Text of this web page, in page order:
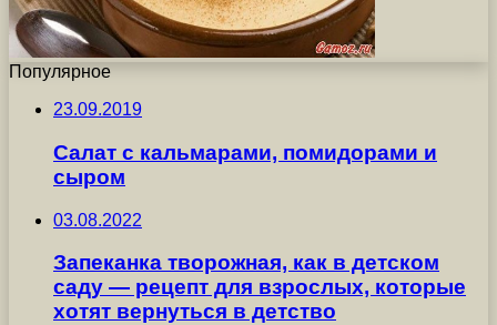
Популярное
23.09.2019
Салат с кальмарами, помидорами и
сыром
03.08.2022
Запеканка творожная, как в детском
саду — рецепт для взрослых, которые
хотят вернуться в детство